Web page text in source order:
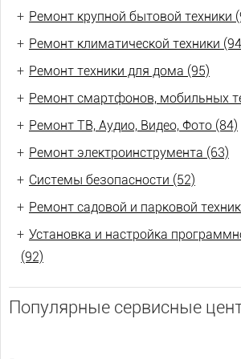
+ Ремонт крупной бытовой техники
+ Ремонт климатической техники
+ Ремонт техники для дома (95)
+ Ремонт смартфонов, мобильных
+ Ремонт ТВ, Аудио, Видео, Фото (84)
+ Ремонт электроинструмента (63)
+ Системы безопасности (52)
+ Ремонт садовой и парковой
+ Установка и настройка
(92)
Популярные сервисные